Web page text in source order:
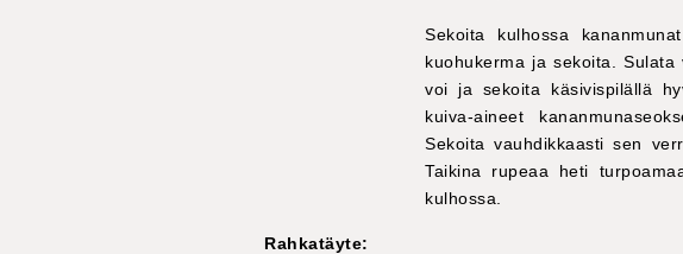
Sekoita kulhossa
kuohukerma ja sekoita.
voi ja sekoita käsivispilällä
kuiva-aineet
Sekoita vauhdikkaasti sen
Taikina rupeaa heti
kulhossa.
Rahkatäyte: